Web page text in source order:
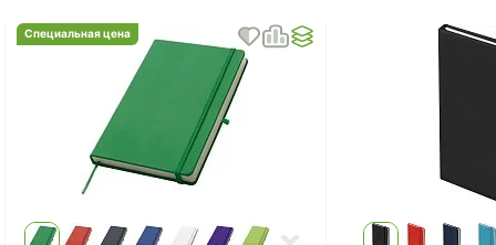
Специальная цена